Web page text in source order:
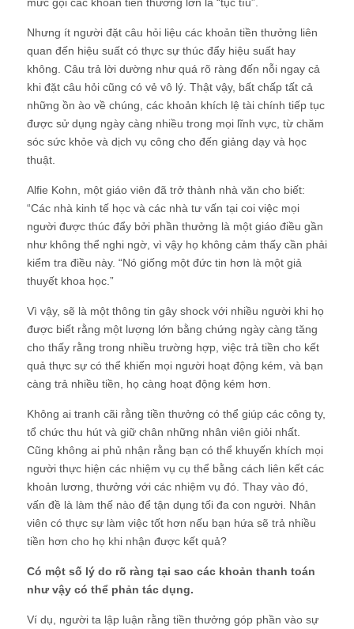
Nhưng ít người đặt câu hỏi liệu các khoản tiền thưởng liên
quan đến hiệu suất có thực sự thúc đẩy hiệu suất hay
không. Câu trả lời dường như quá rõ ràng đến nỗi ngay cả
khi đặt câu hỏi cũng có vẻ vô lý. Thật vậy, bất chấp tất cả
những ồn ào về chúng, các khoản khích lệ tài chính tiếp tục
được sử dụng ngày càng nhiều trong mọi lĩnh vực, từ chăm
sóc sức khỏe và dịch vụ công cho đến giảng dạy và học
thuật.
Alfie Kohn, một giáo viên đã trở thành nhà văn cho biết:
“Các nhà kinh tế học và các nhà tư vấn tại coi việc mọi
người được thúc đẩy bởi phần thưởng là một giáo điều gần
như không thể nghi ngờ, vì vậy họ không cảm thấy cần phải
kiểm tra điều này. “Nó giống một đức tin hơn là một giả
thuyết khoa học.”
Vì vậy, sẽ là một thông tin gây shock với nhiều người khi họ
được biết rằng một lượng lớn bằng chứng ngày càng tăng
cho thấy rằng trong nhiều trường hợp, việc trả tiền cho kết
quả thực sự có thể khiến mọi người hoạt động kém, và bạn
càng trả nhiều tiền, họ càng hoạt động kém hơn.
Không ai tranh cãi rằng tiền thưởng có thể giúp các công ty,
tổ chức thu hút và giữ chân những nhân viên giỏi nhất.
Cũng không ai phủ nhận rằng bạn có thể khuyến khích mọi
người thực hiện các nhiệm vụ cụ thể bằng cách liên kết các
khoản lương, thưởng với các nhiệm vụ đó. Thay vào đó,
vấn đề là làm thế nào để tận dụng tối đa con người. Nhân
viên có thực sự làm việc tốt hơn nếu bạn hứa sẽ trả nhiều
tiền hơn cho họ khi nhận được kết quả?
Có một số lý do rõ ràng tại sao các khoản thanh toán
như vậy có thể phản tác dụng.
Ví dụ, người ta lập luận rằng tiền thưởng góp phần vào sự